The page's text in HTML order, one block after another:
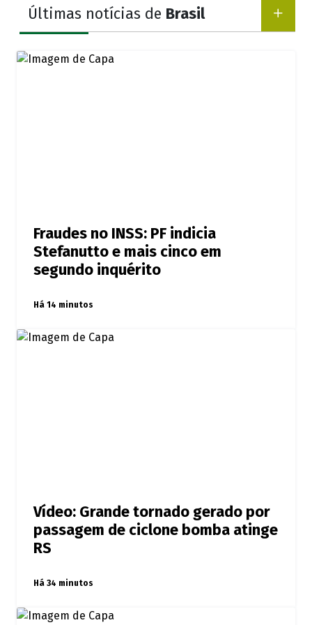
Últimas notícias de Brasil
Fraudes no INSS: PF indicia
Stefanutto e mais cinco em
segundo inquérito
Há 14 minutos
Vídeo: Grande tornado gerado por
passagem de ciclone bomba atinge
RS
Há 34 minutos